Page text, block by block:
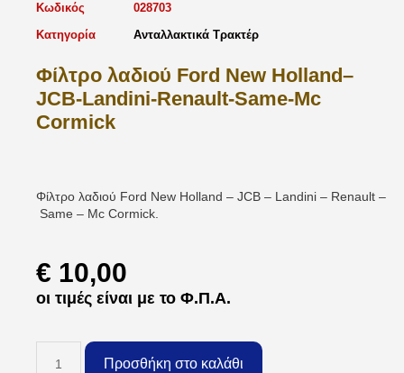
Κωδικός
028703
Κατηγορία
Ανταλλακτικά Τρακτέρ
Φίλτρο λαδιού Ford New Holland–
JCB-Landini-Renault-Same-Mc
Cormick
Φίλτρο λαδιού Ford New Holland – JCB – Landini – Renault –
Same – Mc Cormick.
€ 10,00
οι τιμές είναι με το Φ.Π.Α.
Προσθήκη στο καλάθι